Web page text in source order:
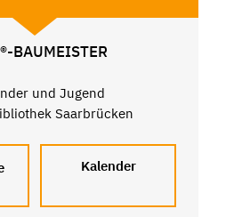
BAUMEISTER
und Jugend
Saarbrücken
Kalender